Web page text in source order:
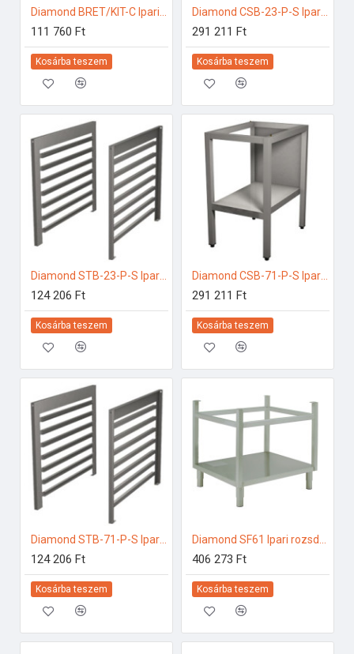
111 760 Ft
Kosárba teszem
Diamond CSB-23-P-S Ipari rozsdamentes bútorok
291 211 Ft
Kosárba teszem
124 206 Ft
Kosárba teszem
Diamond CSB-71-P-S Ipari rozsdamentes bútorok
291 211 Ft
Kosárba teszem
124 206 Ft
Kosárba teszem
406 273 Ft
Kosárba teszem